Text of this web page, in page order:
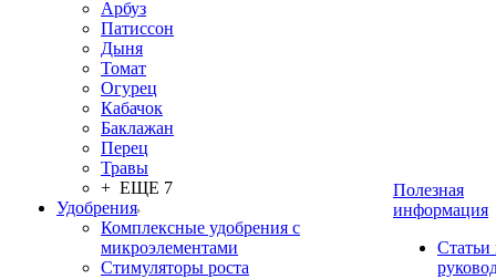
Арбуз
Патиссон
Дыня
Томат
Огурец
Кабачок
Баклажан
Перец
Травы
+ ЕЩЕ 7
Удобрения
Комплексные удобрения с
микроэлементами
Стимуляторы роста
Полезная
информация
Статьи